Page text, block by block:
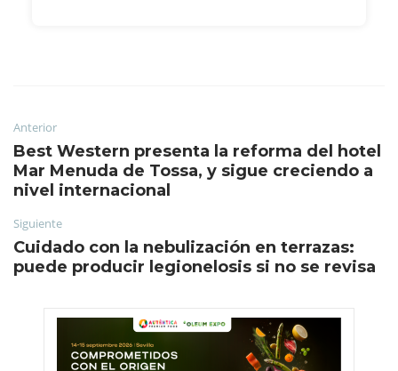
Anterior
Best Western presenta la reforma del hotel
Mar Menuda de Tossa, y sigue creciendo a
nivel internacional
Siguiente
Cuidado con la nebulización en terrazas:
puede producir legionelosis si no se revisa